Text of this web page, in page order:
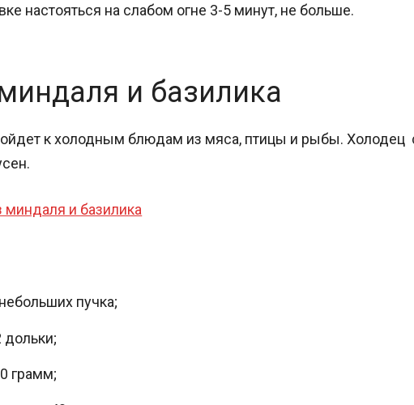
настояться на слабом огне 3-5 минут, не больше.
и базилика
к холодным блюдам из мяса, птицы и рыбы. Холодец
пучка;
дольки;
грамм;